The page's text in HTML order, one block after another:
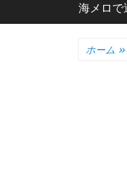
海メロで
ホーム »